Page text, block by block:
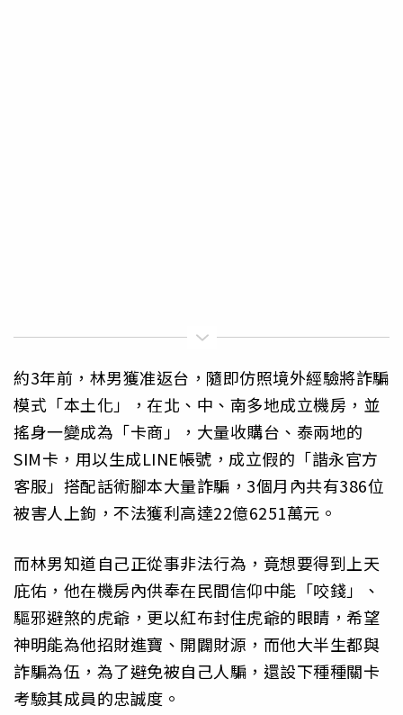
約3年前，林男獲准返台，隨即仿照境外經驗將詐騙
模式「本土化」，在北、中、南多地成立機房，並
搖身一變成為「卡商」，大量收購台、泰兩地的
SIM卡，用以生成LINE帳號，成立假的「諧永官方
客服」搭配話術腳本大量詐騙，3個月內共有386位
被害人上鉤，不法獲利高達22億6251萬元。
而林男知道自己正從事非法行為，竟想要得到上天
庇佑，他在機房內供奉在民間信仰中能「咬錢」、
驅邪避煞的虎爺，更以紅布封住虎爺的眼睛，希望
神明能為他招財進寶、開闢財源，而他大半生都與
詐騙為伍，為了避免被自己人騙，還設下種種關卡
考驗其成員的忠誠度。